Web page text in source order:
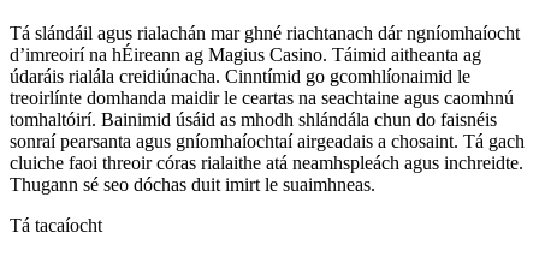
Tá slándáil agus rialachán mar ghné riachtanach dár ngníomhaíocht
d’imreoirí na hÉireann ag Magius Casino. Táimid aitheanta ag
údaráis rialála creidiúnacha. Cinntímid go gcomhlíonaimid le
treoirlínte domhanda maidir le ceartas na seachtaine agus caomhnú
tomhaltóirí. Bainimid úsáid as mhodh shlándála chun do faisnéis
sonraí pearsanta agus gníomhaíochtaí airgeadais a chosaint. Tá gach
cluiche faoi threoir córas rialaithe atá neamhspleách agus inchreidte.
Thugann sé seo dóchas duit imirt le suaimhneas.
Tá tacaíocht